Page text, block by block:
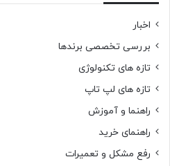
اخبار
بررسی تخصصی برندها
تازه های تکنولوژی
تازه های لپ تاپ
راهنما و آموزش
راهنمای خرید
رفع مشکل و تعمیرات